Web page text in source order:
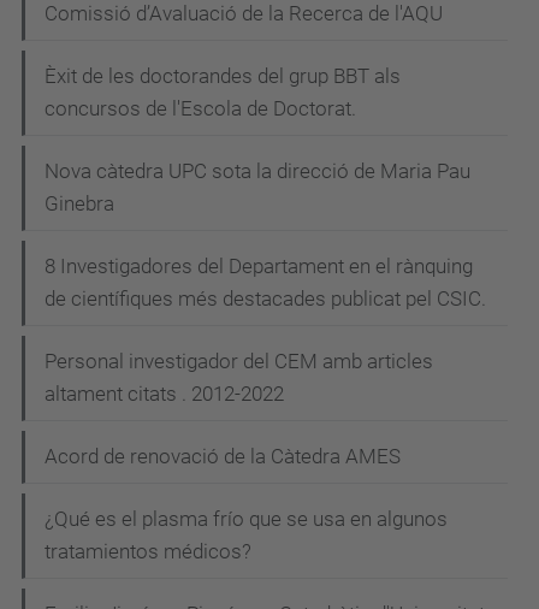
c
Comissió d’Avaluació de la Recerca de l'AQU
Èxit de les doctorandes del grup BBT als
concursos de l'Escola de Doctorat.
Nova càtedra UPC sota la direcció de Maria Pau
Ginebra
8 Investigadores del Departament en el rànquing
de científiques més destacades publicat pel CSIC.
Personal investigador del CEM amb articles
altament citats . 2012-2022
Acord de renovació de la Càtedra AMES
¿Qué es el plasma frío que se usa en algunos
tratamientos médicos?